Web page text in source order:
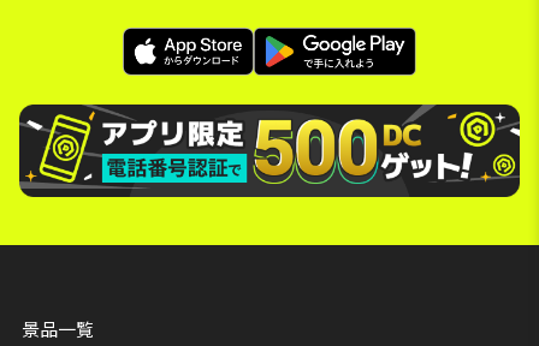
景品一覧